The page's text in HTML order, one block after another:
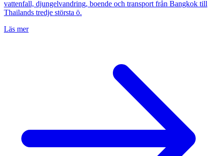
vattenfall, djungelvandring, boende och transport från Bangkok till
Thailands tredje största ö.
Läs mer